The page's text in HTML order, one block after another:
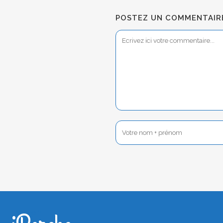
POSTEZ UN
iPerche.fr